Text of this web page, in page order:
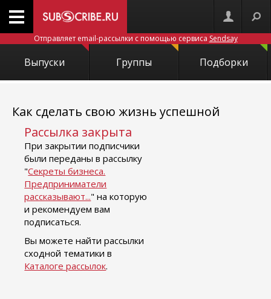
Отправляет email-рассылки с помощью сервиса Sendsay
Выпуски Группы Подборки
Как сделать свою жизнь успешной
Рассылка закрыта
При закрытии подписчики
были переданы в рассылку
"Секреты бизнеса.
Предприниматели
рассказывают..." на которую
и рекомендуем вам
подписаться.
Вы можете найти рассылки
сходной тематики в
Каталоге рассылок.